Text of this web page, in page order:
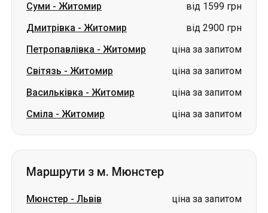
Суми - Житомир
від 1599 грн
Дмитрівка - Житомир
від 2900 грн
Петропавлівка - Житомир
ціна за запитом
Світязь - Житомир
ціна за запитом
Васильківка - Житомир
ціна за запитом
Сміла - Житомир ціна за запитом
Маршрути з м. Мюнстер
Мюнстер - Львів
ціна за запитом